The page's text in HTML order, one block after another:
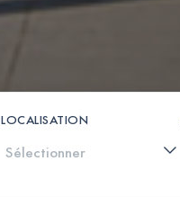
LOCALISATION